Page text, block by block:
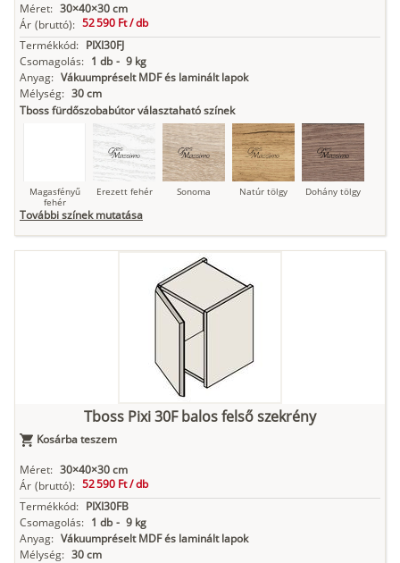
Méret: 30×40×30 cm
Ár (bruttó): 52 590 Ft /db
Termékkód: PIXI30FJ
Csomagolás: 1 db - 9 kg
Anyag: Vákuumpréselt MDF és laminált lapok
Mélység: 30 cm
Tboss fürdőszobabútor választaható színek
Magasfényű
fehér
Erezett fehér Sonoma Natúr tölgy Dohány tölgy
Loft beton
Szupermatt
fehér
Nádzöld Füstös zöld
További színek mutatása
Tboss Pixi 30F balos felső szekrény
Kosárba teszem
Méret: 30×40×30 cm
Ár (bruttó): 52 590 Ft /db
Termékkód: PIXI30FB
Csomagolás: 1 db - 9 kg
Anyag: Vákuumpréselt MDF és laminált lapok
Mélység: 30 cm